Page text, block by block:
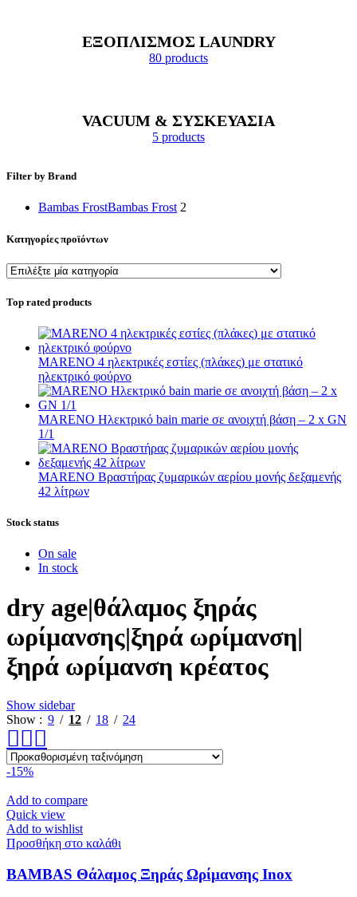
ΕΞΟΠΛΙΣΜΟΣ LAUNDRY
80 products
VACUUM & ΣΥΣΚΕΥΑΣΙΑ
5 products
Filter by Brand
Bambas FrostBambas Frost 2
Κατηγορίες προϊόντων
Top rated products
MARENO 4 ηλεκτρικές εστίες (πλάκες) με στατικό
ηλεκτρικό φούρνο
MARENO Ηλεκτρικό bain marie σε ανοιχτή βάση – 2 x GN
1/1
MARENO Βραστήρας ζυμαρικών αερίου μονής δεξαμενής
42 λίτρων
Stock status
On sale
In stock
dry age|θάλαμος ξηράς
ωρίμανσης|ξηρά ωρίμανση|
ξηρά ωρίμανση κρέατος
Show sidebar
Show
9 12 18 24
-15%
Add to compare
Quick view
Add to wishlist
Προσθήκη στο καλάθι
BAMBAS Θάλαμος Ξηράς Ωρίμανσης Inox